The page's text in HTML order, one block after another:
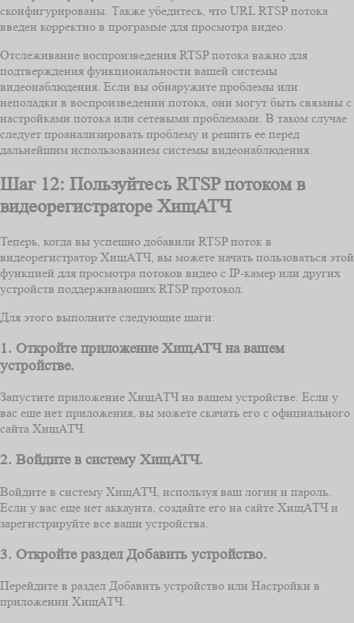
сконфигурированы. Также убедитесь, что URL RTSP потока
введен корректно в программе для просмотра видео.
Отслеживание воспроизведения RTSP потока важно для
подтверждения функциональности вашей системы
видеонаблюдения. Если вы обнаружите проблемы или
неполадки в воспроизведении потока, они могут быть связаны с
настройками потока или сетевыми проблемами. В таком случае
следует проанализировать проблему и решить ее перед
дальнейшим использованием системы видеонаблюдения.
Шаг 12: Пользуйтесь RTSP потоком в
видеорегистраторе ХищАТЧ
Теперь, когда вы успешно добавили RTSP поток в
видеорегистратор ХищАТЧ, вы можете начать пользоваться этой
функцией для просмотра потоков видео с IP-камер или других
устройств поддерживающих RTSP протокол.
Для этого выполните следующие шаги:
1. Откройте приложение ХищАТЧ на вашем
устройстве.
Запустите приложение ХищАТЧ на вашем устройстве. Если у
вас еще нет приложения, вы можете скачать его с официального
сайта ХищАТЧ.
2. Войдите в систему ХищАТЧ.
Войдите в систему ХищАТЧ, используя ваш логин и пароль.
Если у вас еще нет аккаунта, создайте его на сайте ХищАТЧ и
зарегистрируйте все ваши устройства.
3. Откройте раздел Добавить устройство.
Перейдите в раздел Добавить устройство или Настройки в
приложении ХищАТЧ.